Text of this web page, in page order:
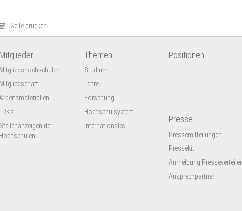
Seite drucken
Mitglieder
Mitgliedshochschulen
Mitgliedschaft
Arbeitsmaterialien
LRKs
Stellenanzeigen der
Hochschulen
Themen
Studium
Lehre
Forschung
Hochschulsystem
Internationales
Positionen
Presse
Pressemitteilungen
Pressekit
Anmeldung Presseverteiler
Ansprechpartner